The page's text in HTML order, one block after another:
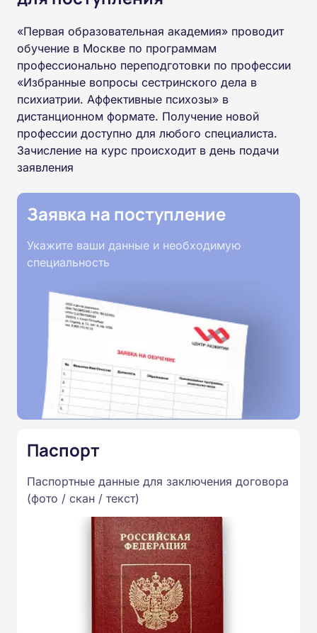
«Первая образовательная академия» проводит
обучение в Москве по программам
профессионально переподготовки по профессии
«Избранные вопросы сестринского дела в
психиатрии. Аффективные психозы» в
дистанционном формате. Получение новой
профессии доступно для любого специалиста.
Зачисление на курс происходит в день подачи
заявления
Заявка на поступление
Укажите ваши данные и необходимую
специальность
Паспорт
Паспортные данные для заключения договора
(фото / скан / текст)